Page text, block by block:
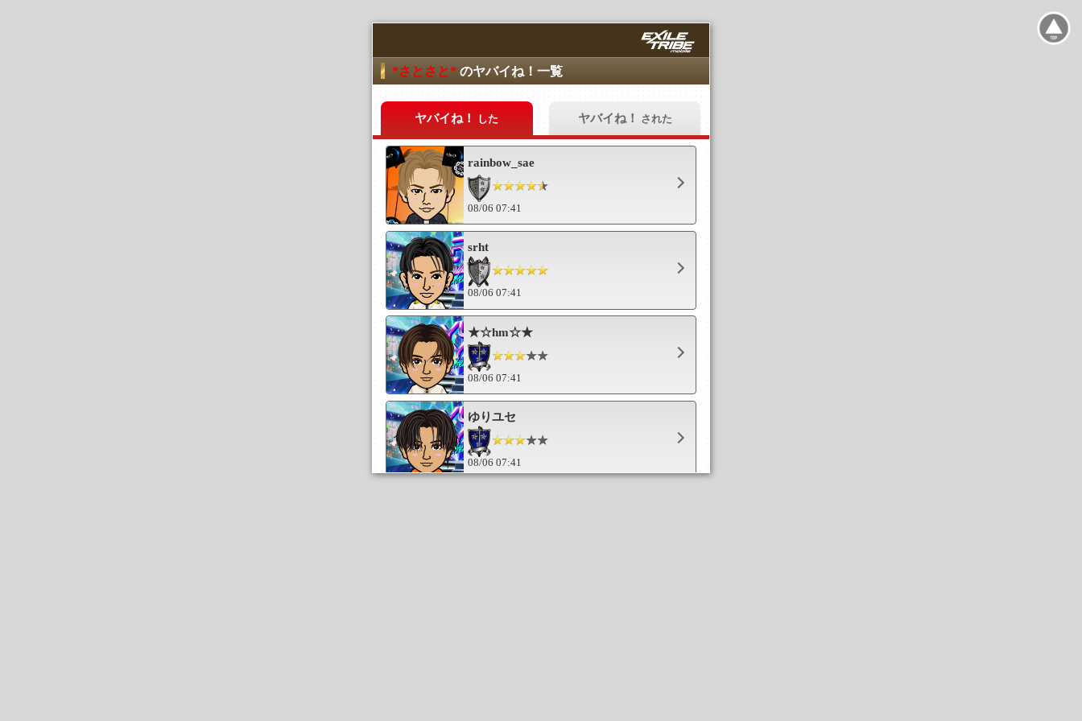
*さとさと* のヤバイね！一覧
ヤバイね！ した ヤバイね！ された
rainbow_sae
08/06 07:41
srht
08/06 07:41
★☆hm☆★
08/06 07:41
ゆりユセ
08/06 07:41